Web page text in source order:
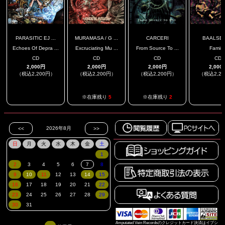
PARASITIC EJ ...
Echoes Of Depra ...
CD
2,000円
（税込2,200円）
MURAMASA / G ...
Excruciating Mu ...
CD
2,000円
（税込2,200円）
※在庫残り 5
CARCERI
From Source To ...
CD
2,000円
（税込2,200円）
※在庫残り 2
CD
2,000
（税込
Amputated Vein Recordsのクレジットカード決済はイプシ